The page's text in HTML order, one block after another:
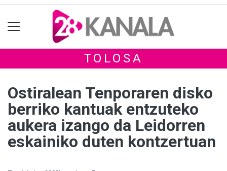
TOLOSA
Ostiralean Tenporaren disko
berriko kantuak entzuteko
aukera izango da Leidorren
eskainiko duten kontzertuan